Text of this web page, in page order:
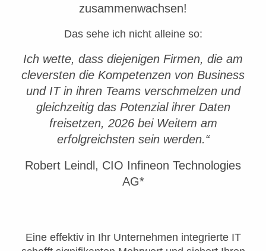
zusammenwachsen!
Das sehe ich nicht alleine so:
Ich wette, dass diejenigen Firmen, die am
cleversten die Kompetenzen von Business
und IT in ihren Teams verschmelzen und
gleichzeitig das Potenzial ihrer Daten
freisetzen, 2026 bei Weitem am
erfolgreichsten sein werden.“
Robert Leindl, CIO Infineon Technologies
AG*
Eine effektiv in Ihr Unternehmen integrierte IT